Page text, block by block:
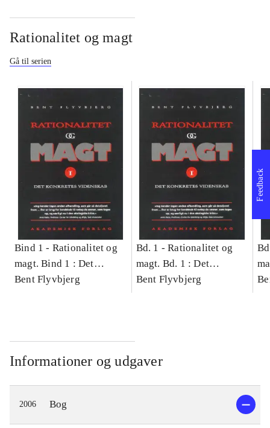
Rationalitet og magt
Gå til serien
Bind 1 - Rationalitet og
magt. Bind 1 : Det
konkretes videnskab
Bent Flyvbjerg
Bd. 1 -Rationalitet og
magt. Bd. 1 : Det
konkretes videnskab
Bent Flyvbjerg
Informationer og udgaver
2006 Bog
Feedback